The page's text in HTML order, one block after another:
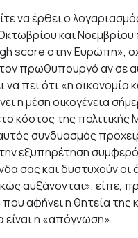
να έρθει ο
και Νοεμβρίου
score στην Ευρώπη»,
πρωθυπουργό αν σε
να πει ότι «η οικονομία
η μέση οικογένεια
κόστος της πολιτικής
συνδυασμός
εξυπηρέτηση
σας και δυστυχούν οι
αυξάνονται», είπε,
αφήνει η θητεία της
είναι η «απόγνωση».